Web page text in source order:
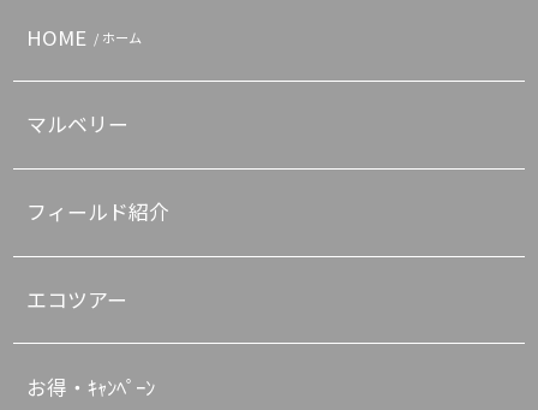
HOME / ホーム
マルベリー
フィールド紹介
エコツアー
お得・ｷｬﾝﾍﾟｰﾝ